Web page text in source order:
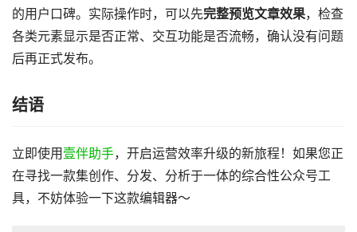
的用户口碑。实际操作时，可以先完整预览文章效果，检查
各类元素显示是否正常、交互功能是否流畅，确认没有问题
后再正式发布。
结语
立即使用 壹伴助手，开启运营效率升级的新旅程！如果您正
在寻找一款集创作、分发、分析于一体的综合性公众号工
具，不妨体验一下这款编辑器～